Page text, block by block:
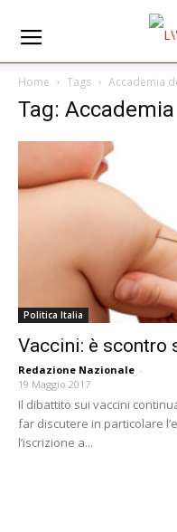
Home Tags Accademia
Tag:
Politica Italia
Vaccini: è scontro
Redazione Nazionale -
19 Maggio 2017
Il dibattito sui vaccini
far discutere in particolare
l’iscrizione a...